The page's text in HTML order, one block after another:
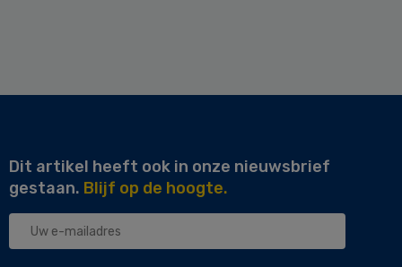
Dit artikel heeft ook in onze nieuwsbrief
gestaan. Blijf op de hoogte.
Uw